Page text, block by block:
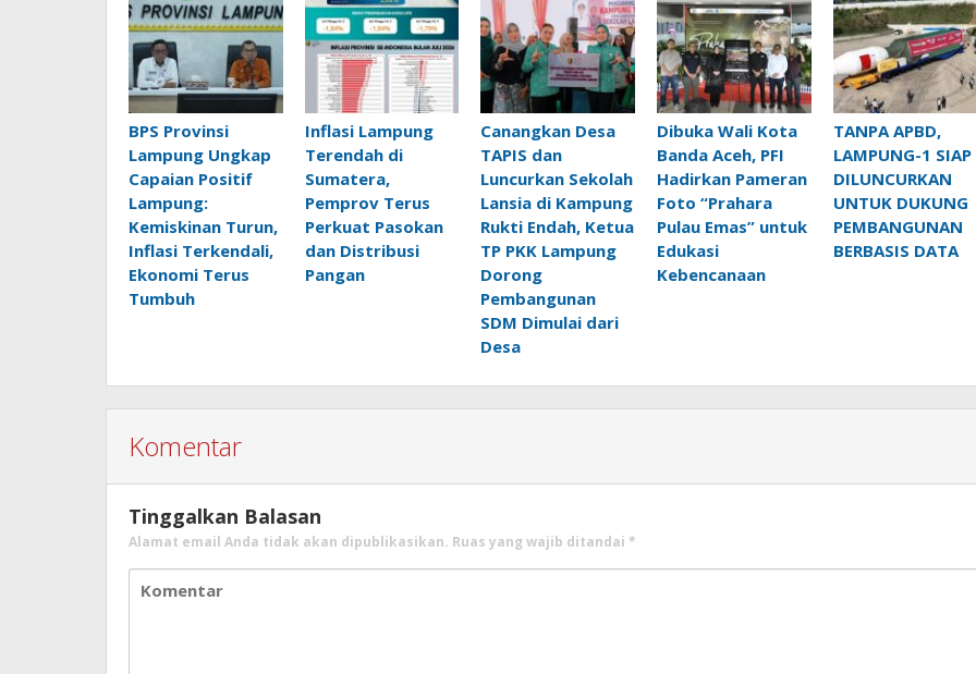
BPS Provinsi
Lampung Ungkap
Capaian Positif
Lampung:
Kemiskinan Turun,
Inflasi Terkendali,
Ekonomi Terus
Tumbuh
Inflasi Lampung
Terendah di
Sumatera,
Pemprov Terus
Perkuat Pasokan
dan Distribusi
Pangan
Canangkan Desa
TAPIS dan
Luncurkan Sekolah
Lansia di Kampung
Rukti Endah, Ketua
TP PKK Lampung
Dorong
Pembangunan
SDM Dimulai dari
Desa
Dibuka Wali Kota
Banda Aceh, PFI
Hadirkan Pameran
Foto “Prahara
Pulau Emas” untuk
Edukasi
Kebencanaan
TANPA APBD,
LAMPUNG-1 SIAP
DILUNCURKAN
UNTUK DUKUNG
PEMBANGUNAN
BERBASIS DATA
Komentar
Tinggalkan Balasan
Alamat email Anda tidak akan dipublikasikan. Ruas yang wajib ditandai *